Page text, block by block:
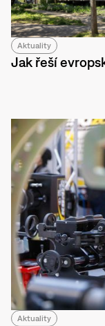
Aktuality
Jak řeší
Aktuality